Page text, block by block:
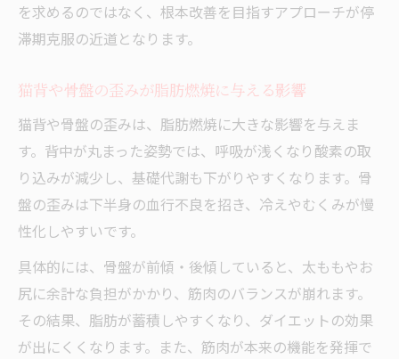
を求めるのではなく、根本改善を目指すアプローチが停
滞期克服の近道となります。
猫背や骨盤の歪みが脂肪燃焼に与える影響
猫背や骨盤の歪みは、脂肪燃焼に大きな影響を与えま
す。背中が丸まった姿勢では、呼吸が浅くなり酸素の取
り込みが減少し、基礎代謝も下がりやすくなります。骨
盤の歪みは下半身の血行不良を招き、冷えやむくみが慢
性化しやすいです。
具体的には、骨盤が前傾・後傾していると、太ももやお
尻に余計な負担がかかり、筋肉のバランスが崩れます。
その結果、脂肪が蓄積しやすくなり、ダイエットの効果
が出にくくなります。また、筋肉が本来の機能を発揮で